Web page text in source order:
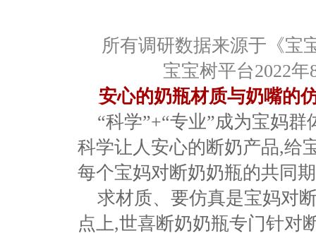
所有调研数据来源于 《宝
宝宝树平台2022年
安心的奶瓶材质与奶嘴的
“科学”+“专业”成为宝妈
科学让人安心的断奶产品,给
每个宝妈对断奶奶瓶的共同
求材质、要仿真是宝妈对
点上,世喜断奶奶瓶专门针对